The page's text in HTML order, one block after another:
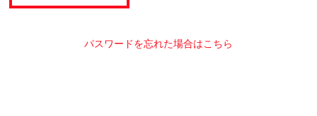
パスワードを忘れた場合はこちら